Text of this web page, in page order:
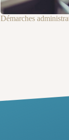
Démarches